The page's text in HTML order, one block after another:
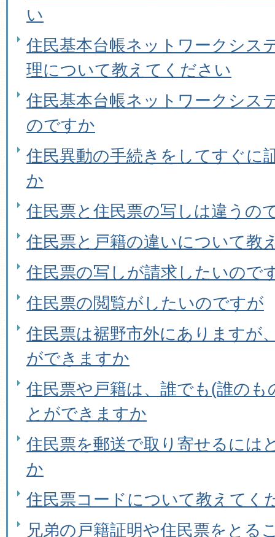
い
住民基本台帳ネットワークシス
理について教えてください
住民基本台帳ネットワークシス
のですか
住民異動の手続きをしてすぐに
か
住民票と住民票の写しは違うの
住民票と戸籍の違いについて教
住民票の写しが請求したいので
住民票の閲覧がしたいのですが
住民票は裾野市外にありますが
ができますか
住民票や戸籍は、誰でも(誰の
とができますか
住民票を郵送で取り寄せるには
か
住民票コードについて教えてく
兄弟の戸籍証明や住民票をとる